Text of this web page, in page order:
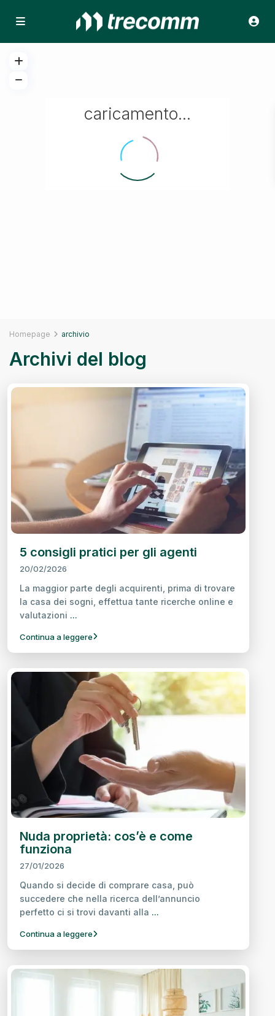
caricamento...
Homepage archivio
Archivi del blog
5 consigli pratici per gli agenti
20/02/2026
La maggior parte degli acquirenti, prima di trovare
la casa dei sogni, effettua tante ricerche online e
valutazioni ...
Continua a leggere
Nuda proprietà: cos’è e come
funziona
27/01/2026
Quando si decide di comprare casa, può
succedere che nella ricerca dell’annuncio
perfetto ci si trovi davanti alla ...
Continua a leggere